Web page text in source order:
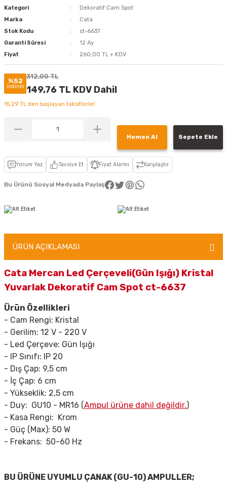
Kategori
Dekoratif Cam Spot
Marka
Cata
Stok Kodu
ct-6637
Garanti Süresi
12 Ay
Fiyat
260,00 TL + KDV
%52
indirim
312,00 TL
149,76 TL KDV Dahil
15,29 TL den başlayan taksitlerle!
Hemen Al Sepete Ekle
Yorum Yaz Tavsiye Et Fiyat Alarmı Karşılaştır
Bu Ürünü Sosyal Medyada Paylaş
ÜRÜN AÇIKLAMASI
Cata Mercan Led Çerçeveli(Gün Işığı) Kristal
Yuvarlak Dekoratif Cam Spot ct-6637
Ürün Özellikleri
- Cam Rengi: Kristal
- Gerilim: 12 V - 220 V
- Led Çerçeve: Gün Işığı
- IP Sınıfı: IP 20
- Dış Çap: 9,5 cm
- İç Çap: 6 cm
- Yükseklik: 2,5 cm
- Duy: GU10 - MR16 (Ampul ürüne dahil değildir.)
- Kasa Rengi: Krom
- Güç (Max): 50 W
- Frekans: 50-60 Hz
BU ÜRÜNE UYUMLU ÇANAK (GU-10) AMPULLER;